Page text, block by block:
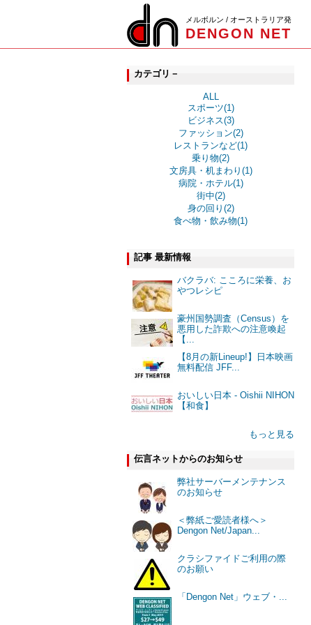
メルボルン / オーストラリア発
DENGON NET
カテゴリ－
ALL
スポーツ(1)
ビジネス(3)
ファッション(2)
レストランなど(1)
乗り物(2)
文房具・机まわり(1)
病院・ホテル(1)
街中(2)
身の回り(2)
食べ物・飲み物(1)
記事 最新情報
バクラバ: こころに栄養、お
やつレシピ
豪州国勢調査（Census）を
悪用した詐欺への注意喚起
【...
【8月の新Lineup!】日本映画
無料配信 JFF...
おいしい日本 - Oishii NIHON
【和食】
もっと見る
伝言ネットからのお知らせ
弊社サーバーメンテナンス
のお知らせ
＜弊紙ご愛読者様へ＞
Dengon Net/Japan...
クラシファイドご利用の際
のお願い
「Dengon Net」ウェブ・...